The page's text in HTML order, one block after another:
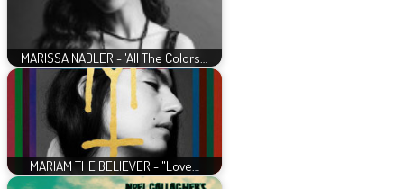
MARISSA NADLER - 'All The Colors…
MARIAM THE BELIEVER - "Love…